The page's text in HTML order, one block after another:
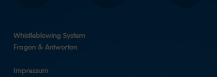
Whistleblowing System
Fragen & Antworten
Impressum